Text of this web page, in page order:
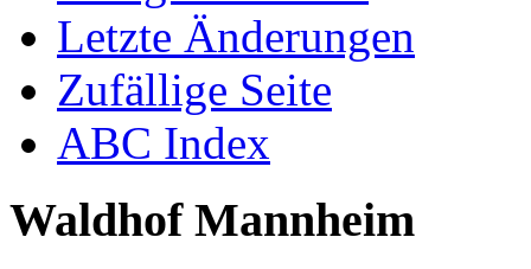
Letzte Änderungen
Zufällige Seite
ABC Index
Waldhof Mannheim